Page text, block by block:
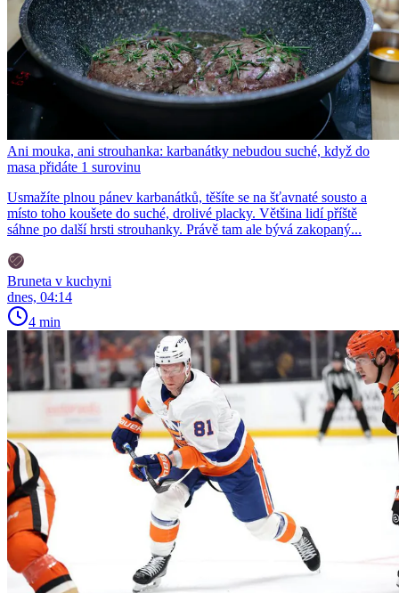
Ani mouka, ani strouhanka: karbanátky nebudou suché, když do
masa přidáte 1 surovinu
Usmažíte plnou pánev karbanátků, těšíte se na šťavnaté sousto a
místo toho koušete do suché, drolivé placky. Většina lidí příště
sáhne po další hrsti strouhanky. Právě tam ale bývá zakopaný...
Bruneta v kuchyni
dnes, 04:14
4 min